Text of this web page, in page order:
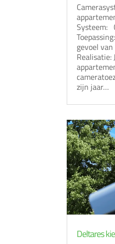
Systeem:
gevoel
Realisatie:
zijn jaar…
Deltares